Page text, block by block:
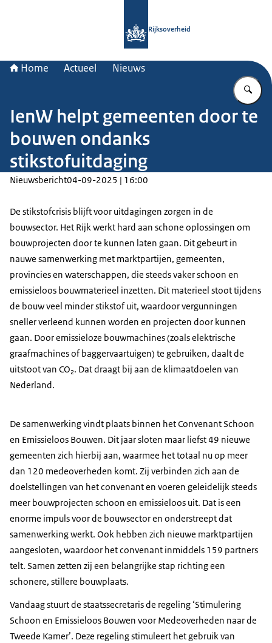
Rijksoverheid
Home Actueel Nieuws
IenW helpt gemeenten door te
bouwen ondanks
stikstofuitdaging
Nieuwsbericht04-09-2025 | 16:00
De stikstofcrisis blijft voor uitdagingen zorgen in de
bouwsector. Het Rijk werkt hard aan schone oplossingen om
bouwprojecten door te kunnen laten gaan. Dit gebeurt in
nauwe samenwerking met marktpartijen, gemeenten,
provincies en waterschappen, die steeds vaker schoon en
emissieloos bouwmaterieel inzetten. Dit materieel stoot tijdens
de bouw veel minder stikstof uit, waardoor vergunningen
sneller verleend kunnen worden en projecten door kunnen
gaan. Door emissieloze bouwmachines (zoals elektrische
graafmachines of baggervaartuigen) te gebruiken, daalt de
uitstoot van CO₂. Dat draagt bij aan de klimaatdoelen van
Nederland.
De samenwerking vindt plaats binnen het Convenant Schoon
en Emissieloos Bouwen. Dit jaar sloten maar liefst 49 nieuwe
gemeenten zich hierbij aan, waarmee het totaal nu op meer
dan 120 medeoverheden komt. Zij verbinden zich aan de
doelstellingen van het convenant en voeren geleidelijk steeds
meer bouwprojecten schoon en emissieloos uit. Dat is een
enorme impuls voor de bouwsector en onderstreept dat
samenwerking werkt. Ook hebben zich nieuwe marktpartijen
aangesloten, waardoor het convenant inmiddels 159 partners
telt. Samen zetten zij een belangrijke stap richting een
schonere, stillere bouwplaats.
Vandaag stuurt de staatssecretaris de regeling ‘Stimulering
Schoon en Emissieloos Bouwen voor Medeoverheden naar de
Tweede Kamer’. Deze regeling stimuleert het gebruik van